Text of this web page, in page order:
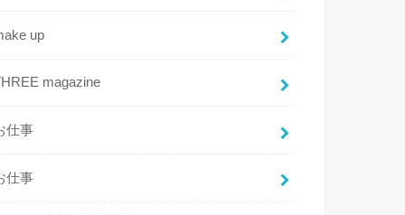
up
magazine
仕事
仕事